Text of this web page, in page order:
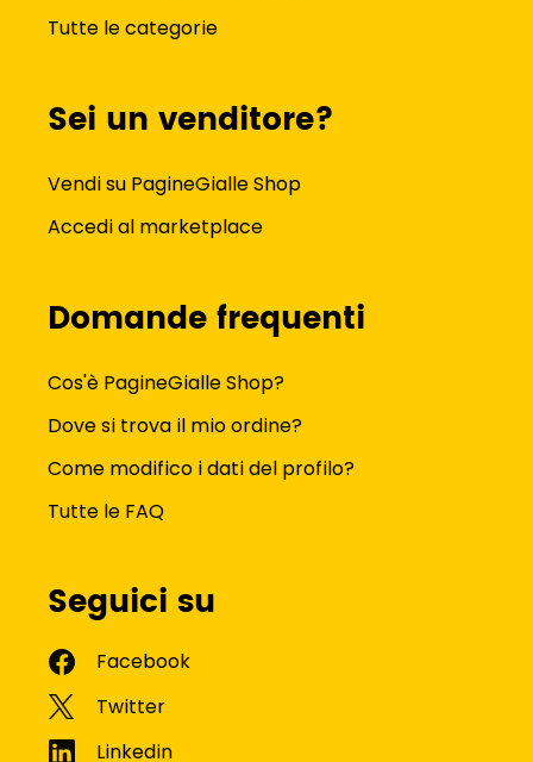
Tutte le categorie
Sei un venditore?
Vendi su PagineGialle Shop
Accedi al marketplace
Domande frequenti
Cos'è PagineGialle Shop?
Dove si trova il mio ordine?
Come modifico i dati del profilo?
Tutte le FAQ
Seguici su